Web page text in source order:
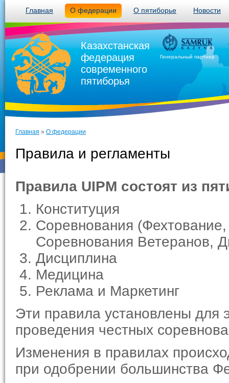
Главная О федерации О пятиборье Новости
Казахстанская
федерация
современного
пятиборья
Генеральный партнер
Главная » О федерации
Правила и регламенты
Правила UIPM состоят из
Конституция
Соревнования
Соревнования Ветеранов,
Дисциплина
Медицина
Реклама и Маркетинг
Эти правила установлены
проведения честных
Изменения в правилах
при одобрении большинства